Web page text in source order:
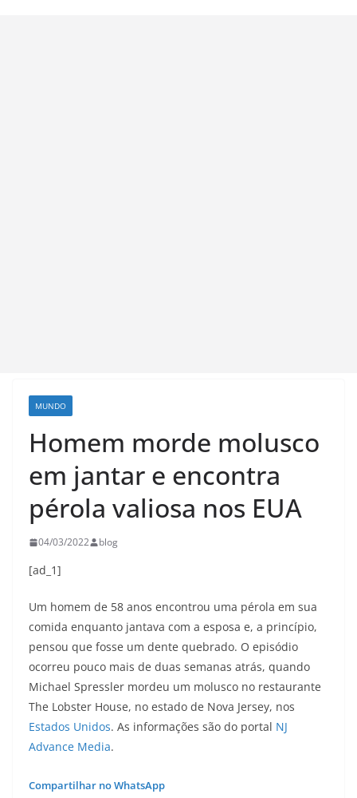
MUNDO
Homem morde molusco
em jantar e encontra
pérola valiosa nos EUA
04/03/2022 blog
[ad_1]
Um homem de 58 anos encontrou uma pérola em sua
comida enquanto jantava com a esposa e, a princípio,
pensou que fosse um dente quebrado. O episódio
ocorreu pouco mais de duas semanas atrás, quando
Michael Spressler mordeu um molusco no restaurante
The Lobster House, no estado de Nova Jersey, nos
Estados Unidos. As informações são do portal NJ
Advance Media.
Compartilhar no WhatsApp